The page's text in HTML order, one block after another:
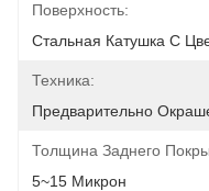
Поверхность:
Стальная Катушка С
Техника:
Предварительно
Толщина Заднего
5~15 Микрон